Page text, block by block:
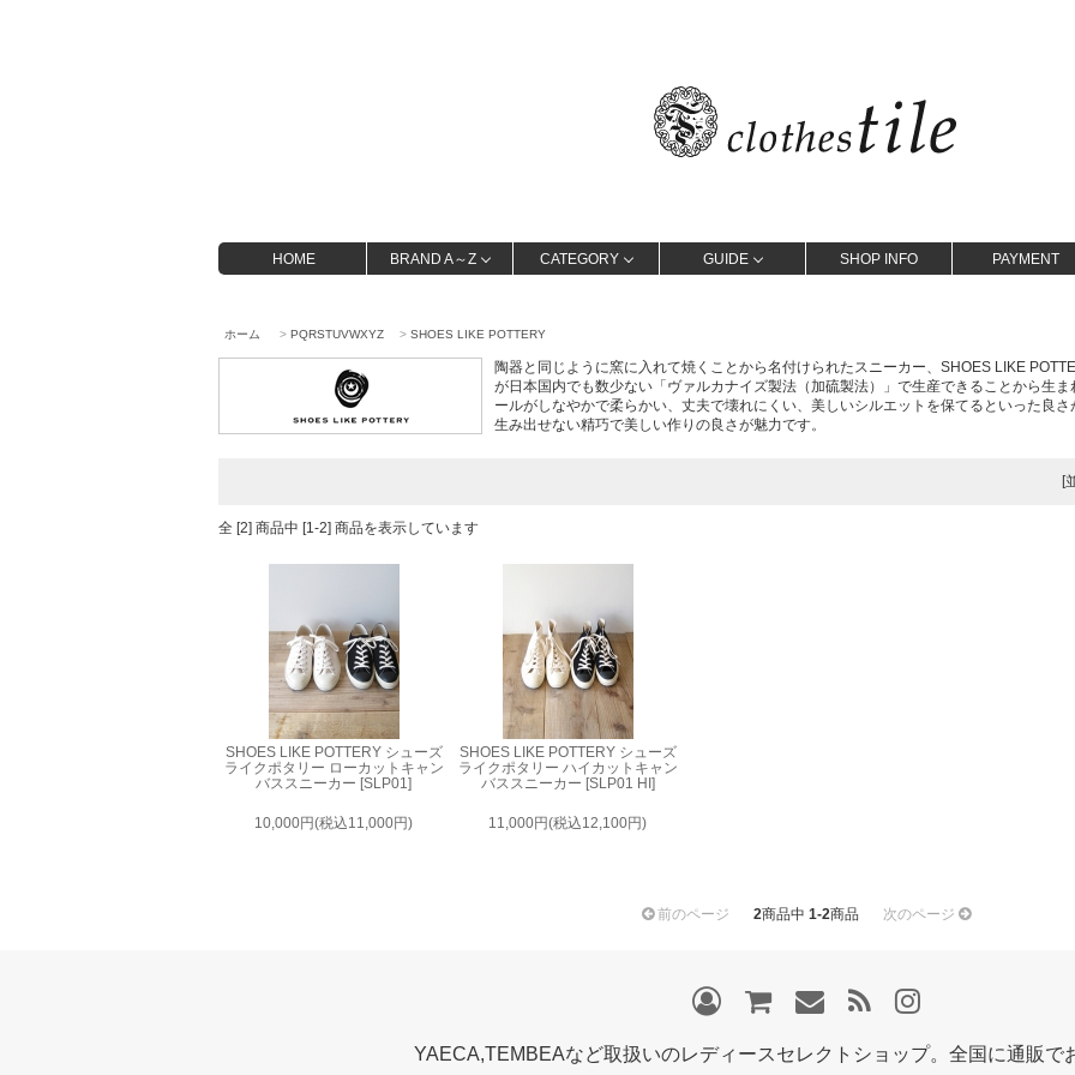
HOME BRAND A～Z CATEGORY GUIDE SHOP INFO PAYMENT
ホーム > PQRSTUVWXYZ > SHOES LIKE POTTERY
陶器と同じように窯に入れて焼くことから名付けられたスニーカー、SHOES LIKE
が日本国内でも数少ない「ヴァルカナイズ製法（加硫製法）」で生産できることから生
ールがしなやかで柔らかい、丈夫で壊れにくい、美しいシルエットを保てるといった良
生み出せない精巧で美しい作りの良さが魅力です。
[
全 [2] 商品中 [1-2] 商品を表示しています
SHOES LIKE POTTERY シューズ
ライクポタリー ローカットキャン
バススニーカー [SLP01]
10,000円(税込11,000円)
SHOES LIKE POTTERY シューズ
ライクポタリー ハイカットキャン
バススニーカー [SLP01 HI]
11,000円(税込12,100円)
前のページ 2商品中 1-2商品 次のページ
YAECA,TEMBEAなど取扱いのレディースセレクトショップ。全国に通販で